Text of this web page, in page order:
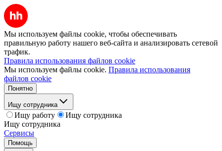
Мы используем файлы cookie, чтобы обеспечивать
правильную работу нашего веб-сайта и анализировать сетевой
трафик.
Правила использования файлов cookie
Мы используем файлы cookie. Правила использования
файлов cookie
Понятно
Ищу сотрудника
Ищу работу
Ищу сотрудника
Ищу сотрудника
Сервисы
Помощь